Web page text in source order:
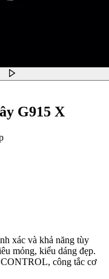
G915 X
xác và khả năng tùy
mỏng, kiểu dáng đẹp.
công tắc cơ